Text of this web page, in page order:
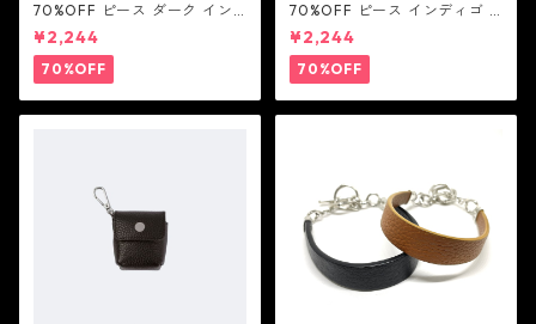
70%OFF ピース ダーク イン
ディゴ Tシャツ：LOVE N' PEA
CE N' ROCK ' ROLL ラブ ン
ピース ン ロック ン ロール
¥2,244
70%OFF
70%OFF ピース インディゴ T
シャツ：LOVE N' PEACE N' R
OCK ' ROLL ラブ ン ピース ン
ロック ン ロール
¥2,244
70%OFF